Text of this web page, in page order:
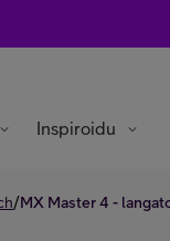
Inspiroidu
/MX Master 4 -